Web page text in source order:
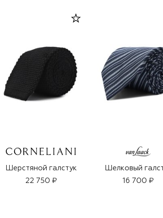
Шерстяной галстук
22 750 ₽
Шелковый
16 700 ₽